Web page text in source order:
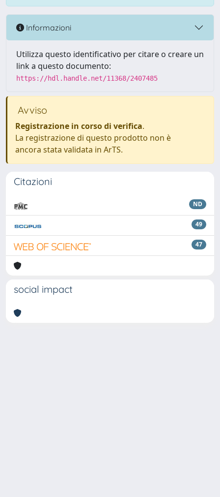
Informazioni
Utilizza questo identificativo per citare o creare un
link a questo documento:
https://hdl.handle.net/11368/2407485
Avviso
Registrazione in corso di verifica.
La registrazione di questo prodotto non è
ancora stata validata in ArTS.
Citazioni
ND
49
47
social impact